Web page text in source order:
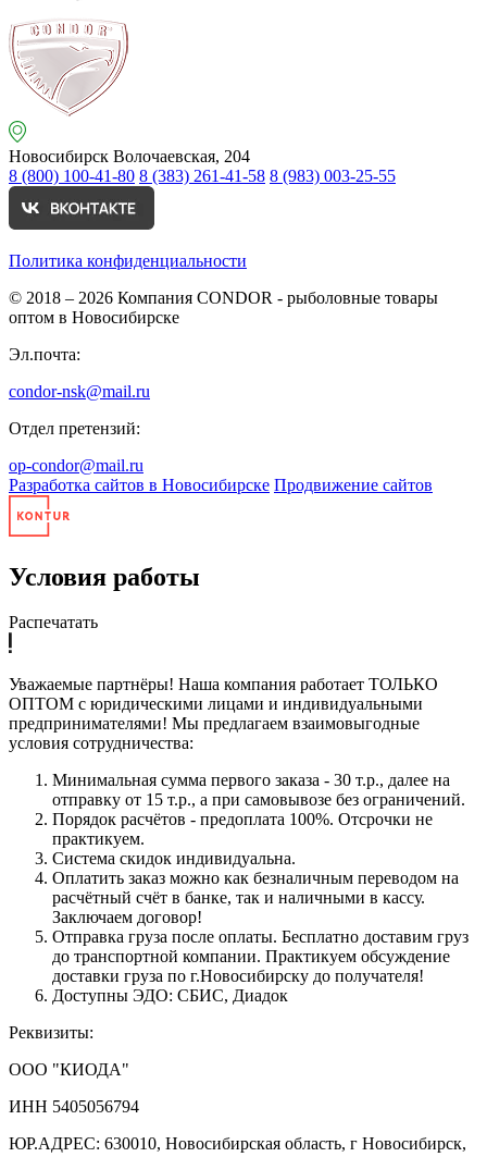
Новосибирск Волочаевская, 204
8 (800) 100-41-80 8 (383) 261-41-58 8 (983) 003-25-55
Политика конфиденциальности
© 2018 – 2026 Компания CONDOR - рыболовные товары
оптом в Новосибирске
Эл.почта:
condor-nsk@mail.ru
Отдел претензий:
op-condor@mail.ru
Разработка сайтов в Новосибирске Продвижение сайтов
Условия работы
Распечатать
Уважаемые партнёры! Наша компания работает ТОЛЬКО
ОПТОМ с юридическими лицами и индивидуальными
предпринимателями! Мы предлагаем взаимовыгодные
условия сотрудничества:
Минимальная сумма первого заказа - 30 т.р., далее на
отправку от 15 т.р., а при самовывозе без ограничений.
Порядок расчётов - предоплата 100%. Отсрочки не
практикуем.
Система скидок индивидуальна.
Оплатить заказ можно как безналичным переводом на
расчётный счёт в банке, так и наличными в кассу.
Заключаем договор!
Отправка груза после оплаты. Бесплатно доставим груз
до транспортной компании. Практикуем обсуждение
доставки груза по г.Новосибирску до получателя!
Доступны ЭДО: СБИС, Диадок
Реквизиты:
ООО "КИОДА"
ИНН 5405056794
ЮР.АДРЕС: 630010, Новосибирская область, г Новосибирск,